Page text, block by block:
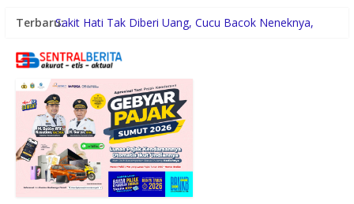
Terbaru:Sakit Hati Tak Diberi Uang, Cucu Bacok Neneknya,
Malam Minggu Bersama Warga Medan Tembung, Rico
Dayang Nan Tujuh Menggetarkan Gedung Kesenian
Jakarta
PTPN Group melalui PTPN IV Regional VII Dukung
Peningkatan Kompetensi Aparatur Perkebunan Lewat
Pelatihan Avenza Maps di Way Kanan
42 Wartawan Berlaga di Turnamen Catur GRIB Jaya
Labuhanbatu